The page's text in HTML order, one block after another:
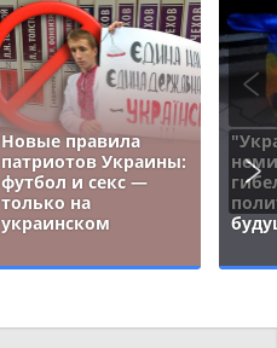
Новые правила
патриотов Украины:
футбол и секс —
только на
украинском